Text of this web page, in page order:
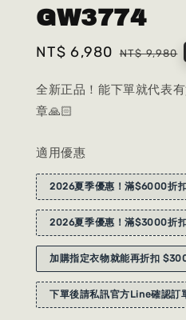
GW3774
Sale
NT$ 6,980 Regular
NT$ 9,980
全新正品！能下單就代表
章🙏🏻
適用優惠
2026夏季優惠！滿$6000折
2026夏季優惠！滿$3000折
加購指定衣物就能再折扣
下單後請私訊官方Line確認訂